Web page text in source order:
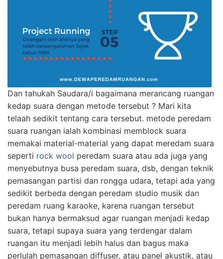
Dan tahukah Saudara/i bagaimana merancang ruangan
kedap suara dengan metode tersebut ? Mari kita
telaah sedikit tentang cara tersebut. metode peredam
suara ruangan ialah kombinasi memblock suara
memakai material-material yang dapat meredam suara
seperti rock wool peredam suara atau ada juga yang
menyebutnya busa peredam suara, dsb, dengan teknik
pemasangan partisi dan rongga udara, tetapi ada yang
sedikit berbeda dengan peredam studio musik dan
peredam ruang karaoke, karena ruangan tersebut
bukan hanya bermaksud agar ruangan menjadi kedap
suara, tetapi supaya suara yang terdengar dalam
ruangan itu menjadi lebih halus dan bagus maka
perlulah pemasangan diffuser, atau panel akustik, atau